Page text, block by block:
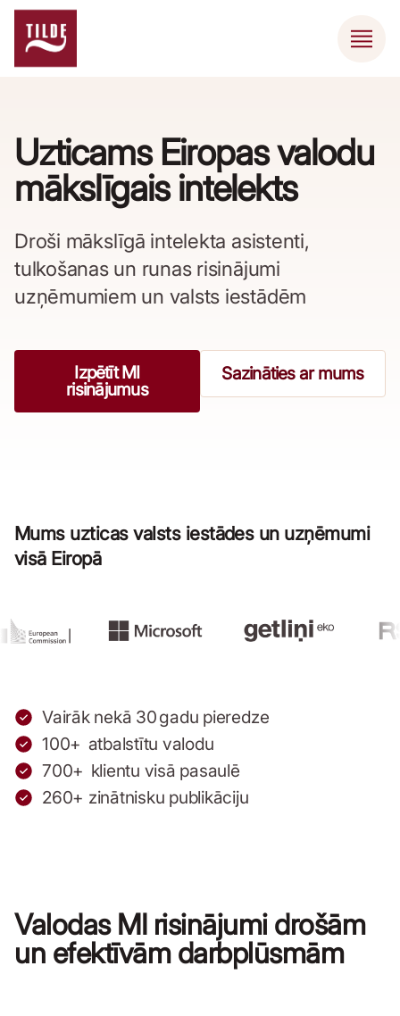
Uzticams Eiropas valodu
mākslīgais intelekts
Droši mākslīgā intelekta asistenti,
tulkošanas un runas risinājumi
uzņēmumiem un valsts iestādēm
Izpētīt MI
risinājumus
Sazināties ar mums
Mums uzticas valsts iestādes un uzņēmumi
visā Eiropā
Vairāk nekā 30 gadu pieredze
100+ atbalstītu valodu
700+ klientu visā pasaulē
260+ zinātnisku publikāciju
Valodas MI risinājumi drošām
un efektīvām darbplūsmām